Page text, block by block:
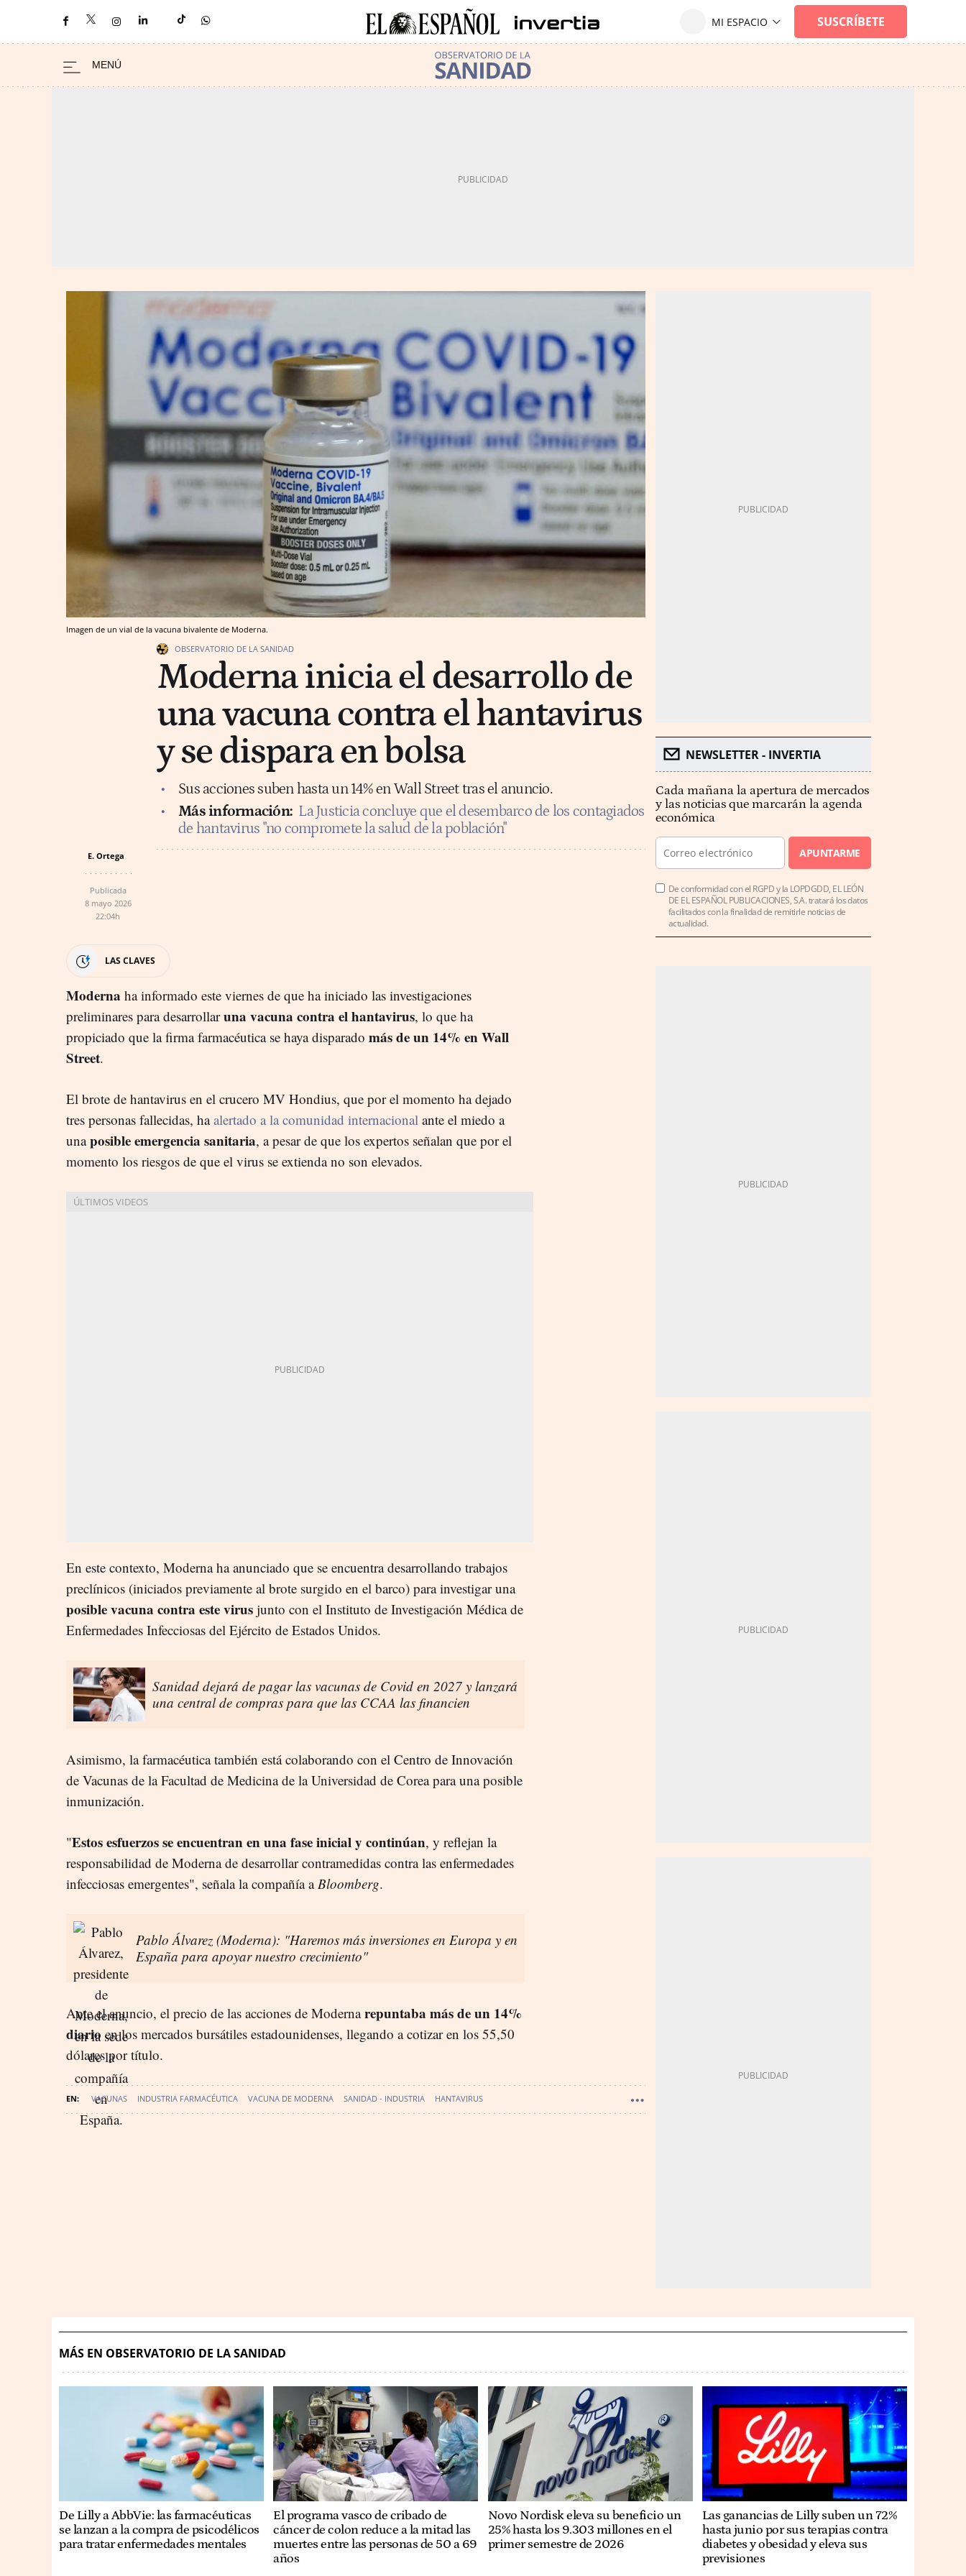
Imagen de un vial de la vacuna bivalente de Moderna.
OBSERVATORIO DE LA SANIDAD
Moderna inicia el desarrollo de
una vacuna contra el hantavirus
y se dispara en bolsa
Sus acciones suben hasta un 14% en Wall Street tras el anuncio.
Más información: La Justicia concluye que el desembarco de los contagiados
de hantavirus "no compromete la salud de la población"
E. Ortega
Publicada
8 mayo 2026
22:04h
LAS CLAVES
Moderna ha informado este viernes de que ha iniciado las investigaciones
preliminares para desarrollaruna vacuna contra el hantavirus, lo que ha
propiciado que la firma farmacéutica se haya disparado más de un 14% en Wall
Street.
El brote de hantavirus en el crucero MV Hondius, que por el momento ha dejado
tres personas fallecidas, haalertado a la comunidad internacional ante el miedo a
unaposible emergencia sanitaria, a pesar de que los expertos señalan que por el
momento los riesgos de que el virus se extienda no son elevados.
En este contexto, Moderna ha anunciado que se encuentra desarrollando trabajos
preclínicos (iniciados previamente al brote surgido en el barco) para investigar una
posible vacuna contra este virus junto con el Instituto de Investigación Médica de
Enfermedades Infecciosas del Ejército de Estados Unidos.
Sanidad dejará de pagar las vacunas de Covid en 2027 y lanzará
una central de compras para que las CCAA las financien
Asimismo, la farmacéutica también está colaborando con el Centro de Innovación
de Vacunas de la Facultad de Medicina de la Universidad de Corea para una posible
inmunización.
"Estos esfuerzos se encuentran en una fase inicial y continúan, y reflejan la
responsabilidad de Moderna de desarrollar contramedidas contra las enfermedades
infecciosas emergentes", señala la compañía a Bloomberg.
Pablo Álvarez (Moderna): "Haremos más inversiones en Europa y en
España para apoyar nuestro crecimiento"
Ante el anuncio, el precio de las acciones de Modernarepuntaba más de un 14%
diario en los mercados bursátiles estadounidenses, llegando a cotizar en los 55,50
dólares por título.
VACUNAS INDUSTRIA FARMACÉUTICA VACUNA DE MODERNA SANIDAD - INDUSTRIA HANTAVIRUS
NEWSLETTER - INVERTIA
Cada mañana la apertura de mercados
y las noticias que marcarán la agenda
económica
APUNTARME
De conformidad con el RGPD y la LOPDGDD, EL LEÓN
DE EL ESPAÑOL PUBLICACIONES, S.A. tratará los datos
facilitados con la finalidad de remitirle noticias de
actualidad.
MÁS EN OBSERVATORIO DE LA SANIDAD
De Lilly a AbbVie: las farmacéuticas
se lanzan a la compra de psicodélicos
para tratar enfermedades mentales
El programa vasco de cribado de
cáncer de colon reduce a la mitad las
muertes entre las personas de 50 a 69
años
Novo Nordisk eleva su beneficio un
25% hasta los 9.303 millones en el
primer semestre de 2026
Las ganancias de Lilly suben un 72%
hasta junio por sus terapias contra
diabetes y obesidad y eleva sus
previsiones